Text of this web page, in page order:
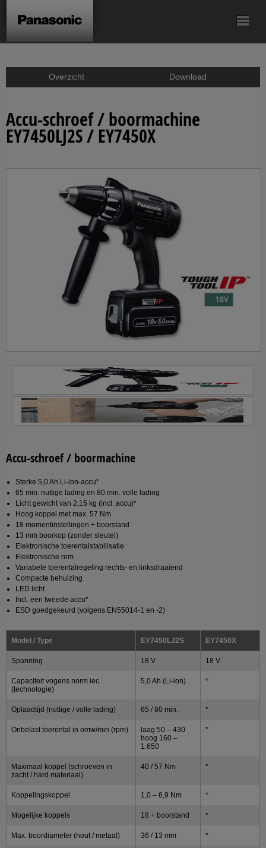
Accu-kitpistolen
Overzicht Download
Accu-schroef / boormachine
EY7450LJ2S / EY7450X
Accu-schroef / boormachine
Sterke 5,0 Ah Li-ion-accu*
65 min. nuttige lading en 80 min. volle lading
Licht gewicht van 2,15 kg (incl. accu)*
Hoog koppel met max. 57 Nm
18 momentinstellingen + boorstand
13 mm boorkop (zonder sleutel)
Elektronische toerentalstabilisatie
Elektronische rem
Variabele toerentalregeling rechts- en linksdraaiend
Compacte behuizing
LED licht
Incl. een tweede accu*
ESD goedgekeurd (volgens EN55014-1 en -2)
Model / Type EY7450LJ2S EY7450X
Spanning 18 V 18 V
Capaciteit vogens norm iec
(technologie)
5,0 Ah (Li-ion) *
Oplaadtijd (nuttige / volle lading) 65 / 80 min. *
Onbelast toerental in omw/min (rpm)
laag 50 – 430
hoog 160 –
1.650
*
Maximaal koppel (schroeven in
zacht / hard materiaal)
40 / 57 Nm *
Koppelingskoppel 1,0 – 6,9 Nm *
Mogelijke koppels 18 + boorstand *
Max. boordiameter (hout / metaal) 36 / 13 mm *